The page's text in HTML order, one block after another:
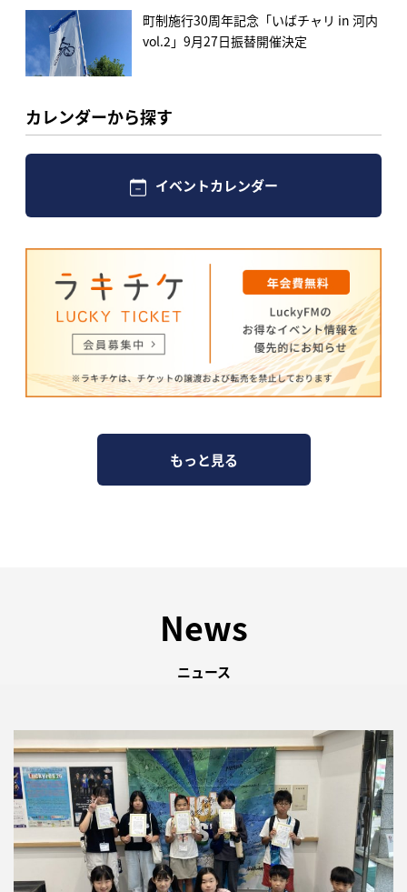
町制施行30周年記念「いばチャリ in 河内
vol.2」9月27日振替開催決定
カレンダーから探す
イベントカレンダー
もっと見る
News
ニュース